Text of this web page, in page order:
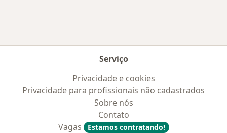
Serviço
Privacidade e cookies
Privacidade para profissionais não cadastrados
Sobre nós
Contato
Vagas
Estamos contratando!